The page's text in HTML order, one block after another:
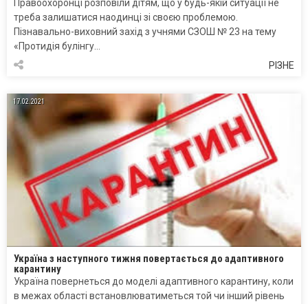
Правоохоронці розповіли дітям, що у будь-якій ситуації не
треба залишатися наодинці зі своєю проблемою.
Пізнавально-виховний захід з учнями СЗОШ № 23 на тему
«Протидія булінгу…
РІЗНЕ
17.02.2021
Україна з наступного тижня повертається до адаптивного
карантину
Україна повернеться до моделі адаптивного карантину, коли
в межах області встановлюватиметься той чи інший рівень